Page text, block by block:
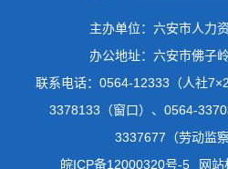
主办单位：六安市人力
办公地址：六安市佛子
联系电话：0564-12333（人社
3378133（窗口）、0564-
3337677（劳动监
皖ICP备12000320号-5
网